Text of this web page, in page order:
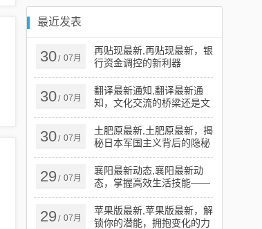
最近发表
30/ 07月
再贴现最新,再贴现最新，银
行资金调控的新利器
30/ 07月
翻译最新通知,翻译最新通
知，文化交流的桥梁还是文
化侵蚀的媒介？
30/ 07月
土肥原最新,土肥原最新，揭
秘日本军国主义背后的隐秘
行动
29/ 07月
襄阳最新动态,襄阳最新动
态，掌握高效生活技能——
DIY家庭绿植墙
29/ 07月
苹果版最新,苹果版最新，解
锁你的潜能，拥抱变化的力